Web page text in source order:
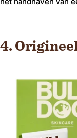
Bevestigen
4.